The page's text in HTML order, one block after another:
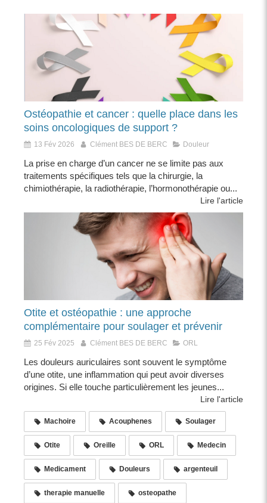
Ostéopathie et cancer : quelle place dans les
soins oncologiques de support ?
13 Fév 2026 Clément BES DE BERC Douleur
La prise en charge d’un cancer ne se limite pas aux
traitements spécifiques tels que la chirurgie, la
chimiothérapie, la radiothérapie, l’hormonothérapie ou...
Lire l'article
Otite et ostéopathie : une approche
complémentaire pour soulager et prévenir
25 Fév 2025 Clément BES DE BERC ORL
Les douleurs auriculaires sont souvent le symptôme
d’une otite, une inflammation qui peut avoir diverses
origines. Si elle touche particulièrement les jeunes...
Lire l'article
Machoire Acouphenes Soulager
Otite Oreille ORL Medecin
Medicament Douleurs argenteuil
therapie manuelle osteopathe